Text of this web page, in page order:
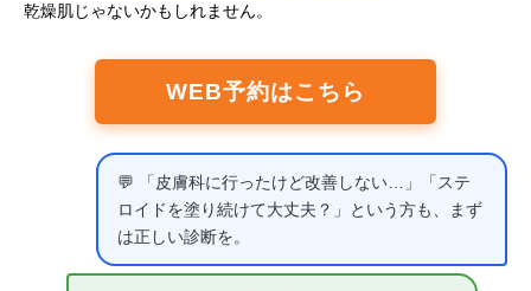
乾燥肌じゃないかもしれません。
WEB予約はこちら
💬 「皮膚科に行ったけど改善しない…」「ステ
ロイドを塗り続けて大丈夫？」という方も、まず
は正しい診断を。